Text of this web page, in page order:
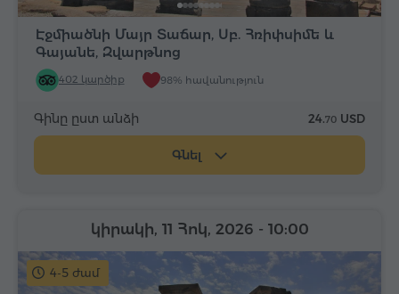
Էջմիածնի Մայր Տաճար, Սբ. Հռիփսիմե և
Գայանե, Զվարթնոց
402 կարծիք 98% հավանություն
Գինը ըստ անձի 24.70 USD
Գնել
4-5 ժամ
կիրակի, 11 Հոկ, 2026 - 10:00